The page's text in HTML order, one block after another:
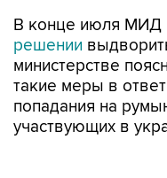
В конце июля МИД
решении
министерстве
такие меры в
попадания на
участвующих в